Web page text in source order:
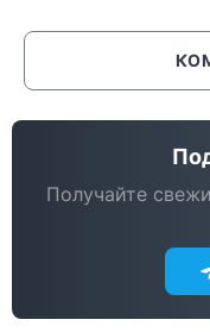
Получайте